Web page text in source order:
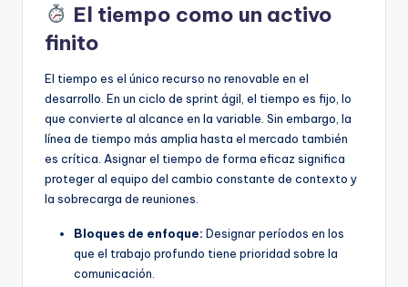
El tiempo como un activo
finito
El tiempo es el único recurso no renovable en el
desarrollo. En un ciclo de sprint ágil, el tiempo es fijo, lo
que convierte al alcance en la variable. Sin embargo, la
línea de tiempo más amplia hasta el mercado también
es crítica. Asignar el tiempo de forma eficaz significa
proteger al equipo del cambio constante de contexto y
la sobrecarga de reuniones.
Bloques de enfoque: Designar períodos en los
que el trabajo profundo tiene prioridad sobre la
comunicación.